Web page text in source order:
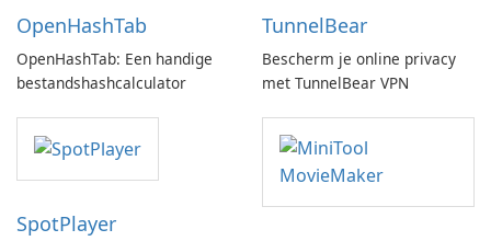
OpenHashTab
OpenHashTab: Een handige
bestandshashcalculator
TunnelBear
Bescherm je online privacy
met TunnelBear VPN
SpotPlayer